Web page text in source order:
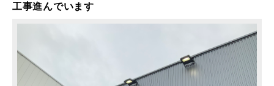
工事進んでいます